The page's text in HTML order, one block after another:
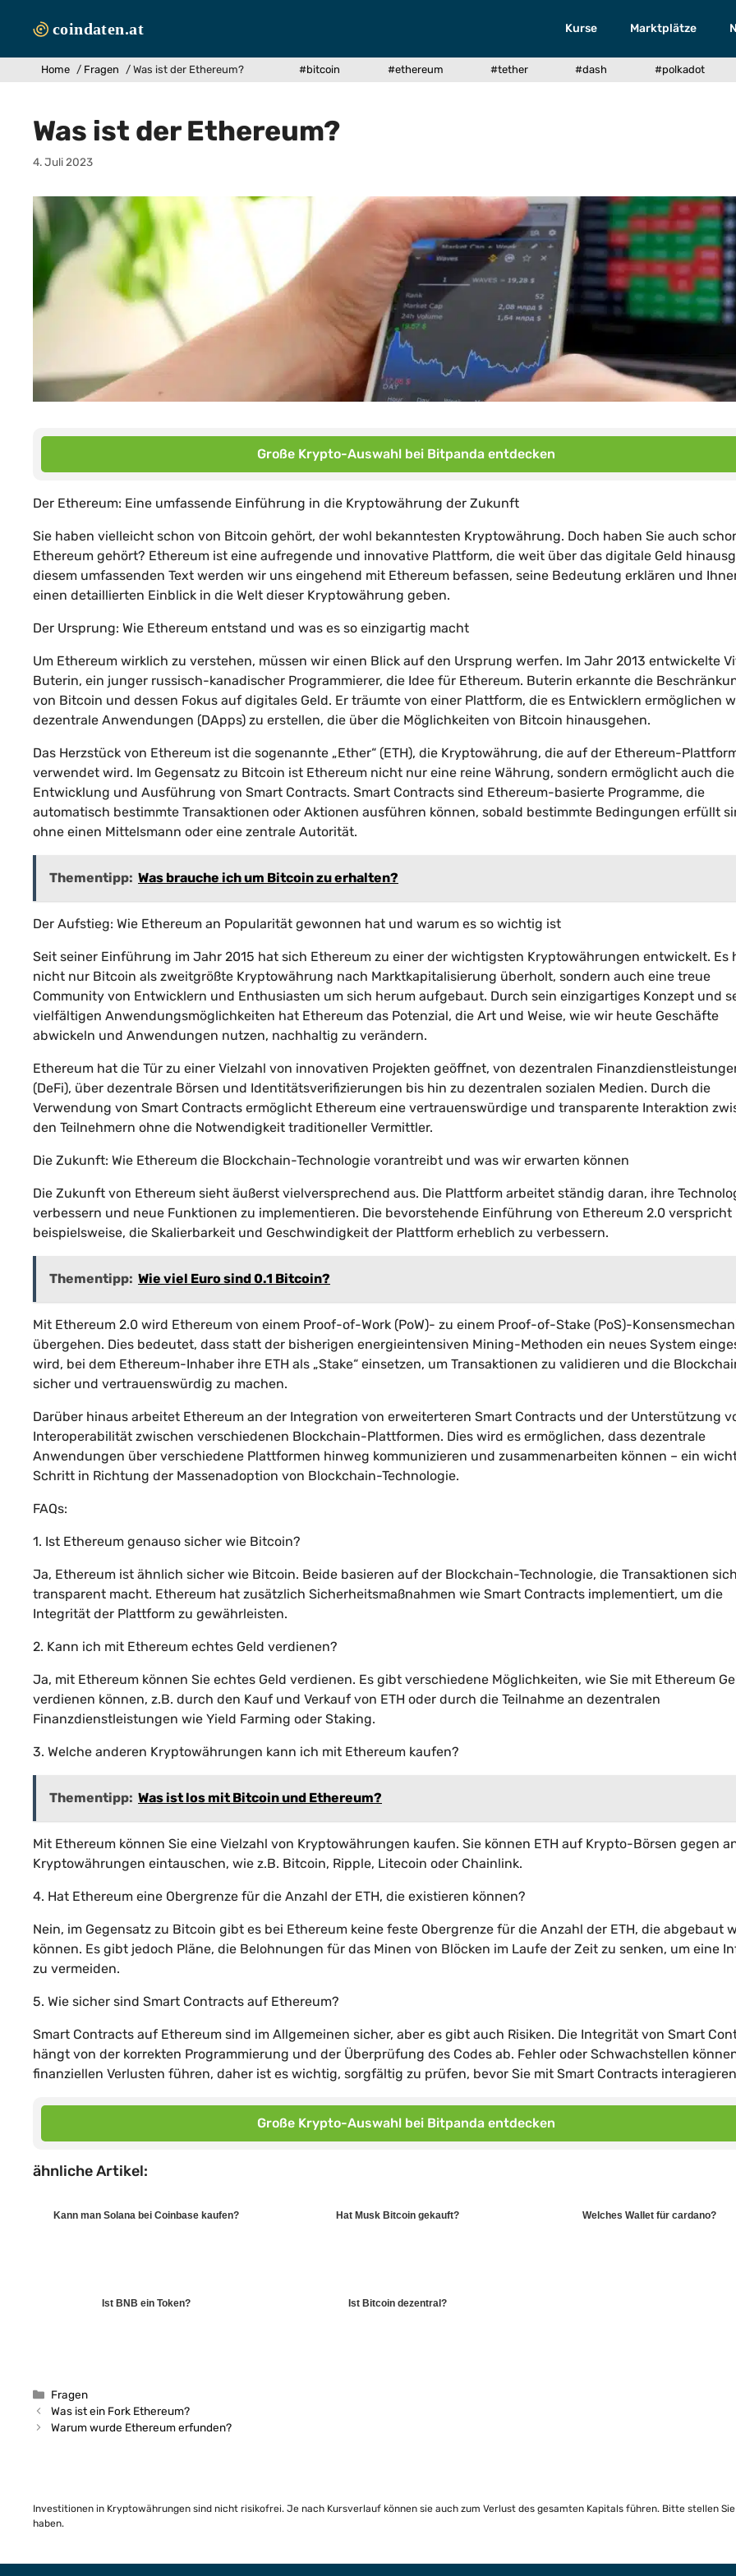
Inhalt
Kurse Marktplätze
Home / Fragen / Was ist der Ethereum? #bitcoin #ethereum #tether #dash #polkadot
Was ist der Ethereum?
4. Juli 2023
Große Krypto-Auswahl bei Bitpanda entdecken
Der Ethereum: Eine umfassende Einführung in die Kryptowährung der Zukunft
Sie haben vielleicht schon von Bitcoin gehört, der wohl bekanntesten Kryptowährung. Doch haben Sie auch
Ethereum gehört? Ethereum ist eine aufregende und innovative Plattform, die weit über das digitale Geld
diesem umfassenden Text werden wir uns eingehend mit Ethereum befassen, seine Bedeutung erklären und
einen detaillierten Einblick in die Welt dieser Kryptowährung geben.
Der Ursprung: Wie Ethereum entstand und was es so einzigartig macht
Um Ethereum wirklich zu verstehen, müssen wir einen Blick auf den Ursprung werfen. Im Jahr 2013 entwickelte
Buterin, ein junger russisch-kanadischer Programmierer, die Idee für Ethereum. Buterin erkannte die
von Bitcoin und dessen Fokus auf digitales Geld. Er träumte von einer Plattform, die es Entwicklern ermöglichen
dezentrale Anwendungen (DApps) zu erstellen, die über die Möglichkeiten von Bitcoin hinausgehen.
Das Herzstück von Ethereum ist die sogenannte „Ether“ (ETH), die Kryptowährung, die auf der Ethereum-
verwendet wird. Im Gegensatz zu Bitcoin ist Ethereum nicht nur eine reine Währung, sondern ermöglicht auch die
Entwicklung und Ausführung von Smart Contracts. Smart Contracts sind Ethereum-basierte Programme, die
automatisch bestimmte Transaktionen oder Aktionen ausführen können, sobald bestimmte Bedingungen erfüllt
ohne einen Mittelsmann oder eine zentrale Autorität.
Thementipp: Was brauche ich um Bitcoin zu erhalten?
Der Aufstieg: Wie Ethereum an Popularität gewonnen hat und warum es so wichtig ist
Seit seiner Einführung im Jahr 2015 hat sich Ethereum zu einer der wichtigsten Kryptowährungen entwickelt. Es
nicht nur Bitcoin als zweitgrößte Kryptowährung nach Marktkapitalisierung überholt, sondern auch eine treue
Community von Entwicklern und Enthusiasten um sich herum aufgebaut. Durch sein einzigartiges Konzept und
vielfältigen Anwendungsmöglichkeiten hat Ethereum das Potenzial, die Art und Weise, wie wir heute Geschäfte
abwickeln und Anwendungen nutzen, nachhaltig zu verändern.
Ethereum hat die Tür zu einer Vielzahl von innovativen Projekten geöffnet, von dezentralen
(DeFi), über dezentrale Börsen und Identitätsverifizierungen bis hin zu dezentralen sozialen Medien. Durch die
Verwendung von Smart Contracts ermöglicht Ethereum eine vertrauenswürdige und transparente Interaktion
den Teilnehmern ohne die Notwendigkeit traditioneller Vermittler.
Die Zukunft: Wie Ethereum die Blockchain-Technologie vorantreibt und was wir erwarten können
Die Zukunft von Ethereum sieht äußerst vielversprechend aus. Die Plattform arbeitet ständig daran, ihre
verbessern und neue Funktionen zu implementieren. Die bevorstehende Einführung von Ethereum 2.0 verspricht
beispielsweise, die Skalierbarkeit und Geschwindigkeit der Plattform erheblich zu verbessern.
Thementipp: Wie viel Euro sind 0.1 Bitcoin?
Mit Ethereum 2.0 wird Ethereum von einem Proof-of-Work (PoW)- zu einem Proof-of-Stake (PoS)-
übergehen. Dies bedeutet, dass statt der bisherigen energieintensiven Mining-Methoden ein neues System
wird, bei dem Ethereum-Inhaber ihre ETH als „Stake“ einsetzen, um Transaktionen zu validieren und die
sicher und vertrauenswürdig zu machen.
Darüber hinaus arbeitet Ethereum an der Integration von erweiterteren Smart Contracts und der Unterstützung
Interoperabilität zwischen verschiedenen Blockchain-Plattformen. Dies wird es ermöglichen, dass dezentrale
Anwendungen über verschiedene Plattformen hinweg kommunizieren und zusammenarbeiten können – ein
Schritt in Richtung der Massenadoption von Blockchain-Technologie.
FAQs:
1. Ist Ethereum genauso sicher wie Bitcoin?
Ja, Ethereum ist ähnlich sicher wie Bitcoin. Beide basieren auf der Blockchain-Technologie, die Transaktionen
transparent macht. Ethereum hat zusätzlich Sicherheitsmaßnahmen wie Smart Contracts implementiert, um die
Integrität der Plattform zu gewährleisten.
2. Kann ich mit Ethereum echtes Geld verdienen?
Ja, mit Ethereum können Sie echtes Geld verdienen. Es gibt verschiedene Möglichkeiten, wie Sie mit Ethereum
verdienen können, z.B. durch den Kauf und Verkauf von ETH oder durch die Teilnahme an dezentralen
Finanzdienstleistungen wie Yield Farming oder Staking.
3. Welche anderen Kryptowährungen kann ich mit Ethereum kaufen?
Thementipp: Was ist los mit Bitcoin und Ethereum?
Mit Ethereum können Sie eine Vielzahl von Kryptowährungen kaufen. Sie können ETH auf Krypto-Börsen gegen
Kryptowährungen eintauschen, wie z.B. Bitcoin, Ripple, Litecoin oder Chainlink.
4. Hat Ethereum eine Obergrenze für die Anzahl der ETH, die existieren können?
Nein, im Gegensatz zu Bitcoin gibt es bei Ethereum keine feste Obergrenze für die Anzahl der ETH, die abgebaut
können. Es gibt jedoch Pläne, die Belohnungen für das Minen von Blöcken im Laufe der Zeit zu senken, um eine
zu vermeiden.
5. Wie sicher sind Smart Contracts auf Ethereum?
Smart Contracts auf Ethereum sind im Allgemeinen sicher, aber es gibt auch Risiken. Die Integrität von Smart
hängt von der korrekten Programmierung und der Überprüfung des Codes ab. Fehler oder Schwachstellen
finanziellen Verlusten führen, daher ist es wichtig, sorgfältig zu prüfen, bevor Sie mit Smart Contracts
Große Krypto-Auswahl bei Bitpanda entdecken
ähnliche Artikel:
Kann man Solana bei Coinbase kaufen? Hat Musk Bitcoin gekauft? Welches Wallet für cardano?
Ist BNB ein Token? Ist Bitcoin dezentral?
Kategorien
Fragen
Was ist ein Fork Ethereum?
Warum wurde Ethereum erfunden?
Investitionen in Kryptowährungen sind nicht risikofrei. Je nach Kursverlauf können sie auch zum Verlust des gesamten Kapitals führen. Bitte stellen
haben.